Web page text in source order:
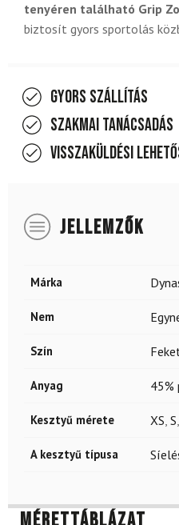
tenyéren található Grip
biztosít gyors sportolás
Gyors szállítás
Szakmai tanácsadás
Visszaküldési
JELLEMZŐK
Márka
Nem
Szín
Anyag 45%
Kesztyű mérete XS, S,
A kesztyű típusa